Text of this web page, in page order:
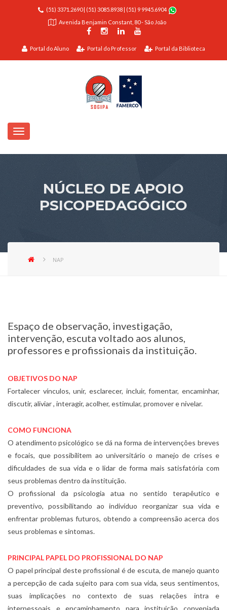
(51) 3371.2690| (51) 3085.8938|
(51) 9 9945.6904
Avenida Benjamin Constant, 80 - São João
Portal do Aluno Portal do Professor Portal da Biblioteca
NÚCLEO DE APOIO
PSICOPEDAGÓGICO
NAP
Espaço de observação, investigação,
intervenção, escuta voltado aos alunos,
professores e profissionais da instituição.
OBJETIVOS DO NAP
Fortalecer vínculos, unir, esclarecer, incluir, fomentar, encaminhar,
discutir, aliviar , interagir, acolher, estimular, promover e nivelar.
COMO FUNCIONA
O atendimento psicológico se dá na forma de intervenções breves
e focais, que possibilitem ao universitário o manejo de crises e
dificuldades de sua vida e o lidar de forma mais satisfatória com
seus problemas dentro da instituição.
O profissional da psicologia atua no sentido terapêutico e
preventivo, possibilitando ao indivíduo reorganizar sua vida e
enfrentar problemas futuros, obtendo a compreensão acerca dos
seus problemas e sintomas.
PRINCIPAL PAPEL DO PROFISSIONAL DO NAP
O papel principal deste profissional é de escuta, de manejo quanto
a percepção de cada sujeito para com sua vida, seus sentimentos,
suas implicações no contexto de suas relações intra e